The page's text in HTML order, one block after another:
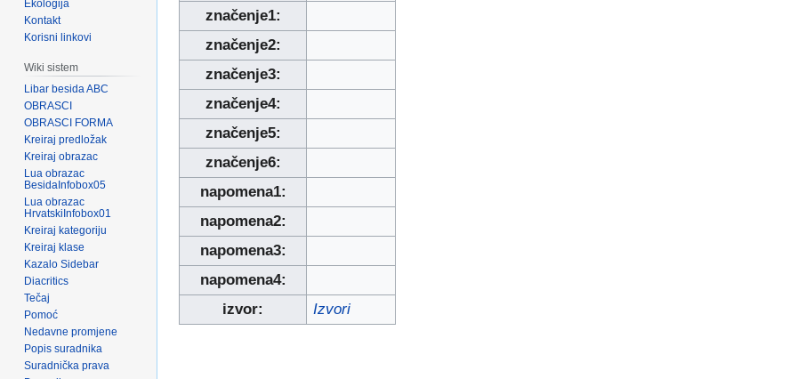
značenje1:
značenje2:
značenje3:
značenje4:
značenje5:
značenje6:
napomena1:
napomena2:
napomena3:
napomena4:
izvor:
Izvori
Ekologija
Kontakt
Korisni linkovi
Wiki sistem
Libar besida ABC
OBRASCI
OBRASCI FORMA
Kreiraj predložak
Kreiraj obrazac
Lua obrazac
BesidaInfobox05
Lua obrazac
HrvatskiInfobox01
Kreiraj kategoriju
Kreiraj klase
Kazalo Sidebar
Diacritics
Tečaj
Pomoć
Nedavne promjene
Popis suradnika
Suradnička prava